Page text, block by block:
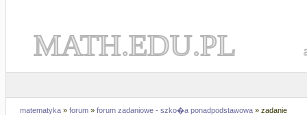
MATH.EDU.PL
matematyka » forum » forum zadaniowe - szko�a ponadpodstawowa » zadanie